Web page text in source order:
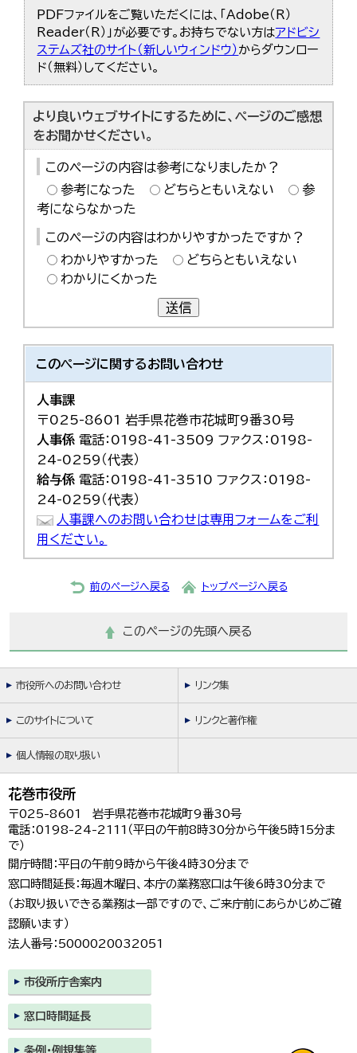
PDFファイルをご覧いただくには、「Adobe（R）
Reader（R）」が必要です。お持ちでない方はアドビシ
ステムズ社のサイト（新しいウィンドウ） からダウンロー
ド（無料）してください。
より良いウェブサイトにするために、ページのご感想
をお聞かせください。
このページの内容は参考になりましたか？
参考になった
どちらともいえない
参
考にならなかった
このページの内容はわかりやすかったですか？
わかりやすかった
どちらともいえない
わかりにくかった
送信
このページに関するお問い合わせ
人事課
〒025-8601 岩手県花巻市花城町9番30号
人事係 電話：0198-41-3509 ファクス：0198-
24-0259（代表）
給与係 電話：0198-41-3510 ファクス：0198-
24-0259（代表）
人事課へのお問い合わせは専用フォームをご利
用ください。
前のページへ戻る トップページへ戻る
このページの先頭へ戻る
市役所へのお問い合わせ リンク集
このサイトについて リンクと著作権
個人情報の取り扱い
花巻市役所
〒025-8601 岩手県花巻市花城町9番30号
電話：0198-24-2111（平日の午前8時30分から午後5時15分ま
で）
開庁時間：平日の午前9時から午後4時30分まで
窓口時間延長：毎週木曜日、本庁の業務窓口は午後6時30分まで
（お取り扱いできる業務は一部ですので、ご来庁前にあらかじめご確
認願います）
法人番号：5000020032051
市役所庁舎案内
窓口時間延長
条例・例規集等